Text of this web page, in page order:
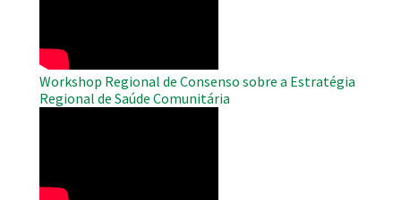
Workshop Regional de Consenso sobre a Estratégia
Regional de Saúde Comunitária